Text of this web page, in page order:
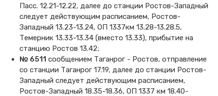
Пасс. 12.21-12.22, далее до станции Ростов-Западный
следует действующим расписанием, Ростов-
Западный 13.23-13.24, ОП 1337км 13.28-13.28.5,
Темерник 13.33-13.34 (вместо 13.33), прибытие на
станцию Ростов 13.42;
№ 6511 сообщением Таганрог - Ростов, отправление
со станции Таганрог 17.19, далее до станции Ростов-
Западный следует действующим расписанием,
Ростов-Западный 18.35-18.36, ОП 1337 км 18.40-